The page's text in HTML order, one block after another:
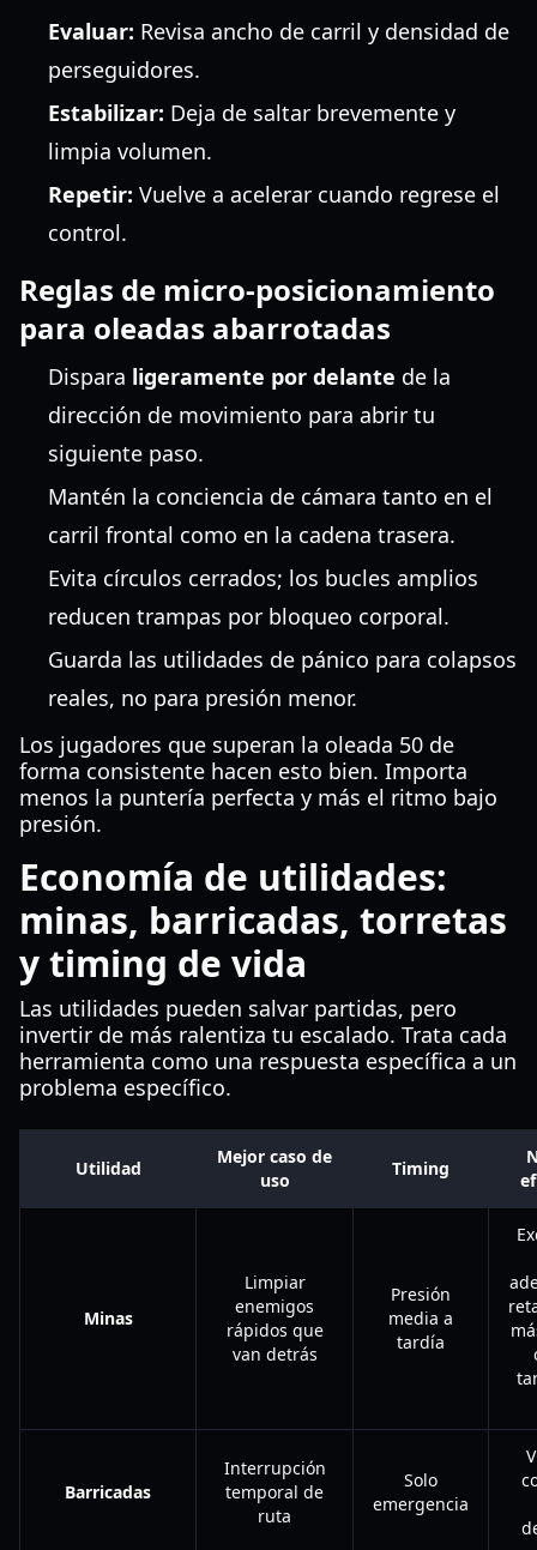
Evaluar: Revisa ancho de carril y densidad de
perseguidores.
Estabilizar: Deja de saltar brevemente y
limpia volumen.
Repetir: Vuelve a acelerar cuando regrese el
control.
Reglas de micro-posicionamiento
para oleadas abarrotadas
Dispara ligeramente por delante de la
dirección de movimiento para abrir tu
siguiente paso.
Mantén la conciencia de cámara tanto en el
carril frontal como en la cadena trasera.
Evita círculos cerrados; los bucles amplios
reducen trampas por bloqueo corporal.
Guarda las utilidades de pánico para colapsos
reales, no para presión menor.
Los jugadores que superan la oleada 50 de
forma consistente hacen esto bien. Importa
menos la puntería perfecta y más el ritmo bajo
presión.
Economía de utilidades:
minas, barricadas, torretas
y timing de vida
Las utilidades pueden salvar partidas, pero
invertir de más ralentiza tu escalado. Trata cada
herramienta como una respuesta específica a un
problema específico.
Utilidad
Mejor caso de
uso
Timing
Minas
Limpiar
enemigos
rápidos que
van detrás
Presión
media a
tardía
Barricadas
Interrupción
temporal de
ruta
Solo
emergencia